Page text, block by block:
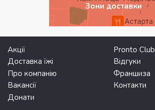
Зони доставки
Акції
Pronto Club
Доставка їжі
Відгуки
Про компанію
Франшиза
Вакансії
Контакти
Донати